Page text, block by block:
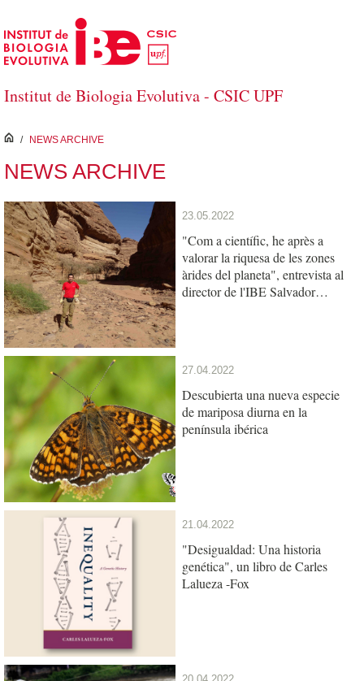
Skip to Main Content
Institut de Biologia Evolutiva - CSIC UPF
inici
/ NEWS ARCHIVE
NEWS ARCHIVE
23.05.2022
"Com a científic, he après a
valorar la riquesa de les zones
àrides del planeta", entrevista al
director de l'IBE Salvador
27.04.2022
Descubierta una nueva especie
de mariposa diurna en la
península ibérica
21.04.2022
"Desigualdad: Una historia
genética", un libro de Carles
Lalueza -Fox